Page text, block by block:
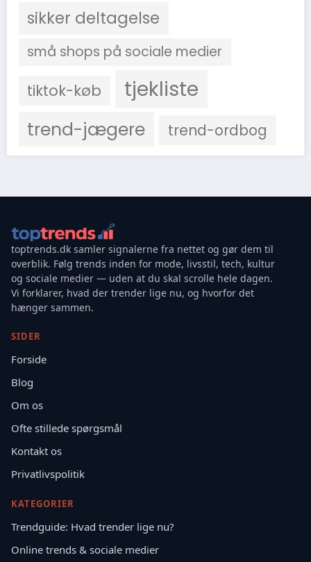
sikker deltagelse
små shops på sociale medier
tiktok-køb tjekliste
trend-jægere trend-ordbog
toptrends.dk samler signalerne fra nettet og gør dem til
overblik. Følg trends inden for mode, livsstil, tech, kultur
og sociale medier — uden at du skal scrolle hele dagen.
Vi forklarer, hvad der trender lige nu, og hvorfor det
hænger sammen.
SIDER
Forside
Blog
Om os
Ofte stillede spørgsmål
Kontakt os
Privatlivspolitik
KATEGORIER
Trendguide: Hvad trender lige nu?
Online trends & sociale medier